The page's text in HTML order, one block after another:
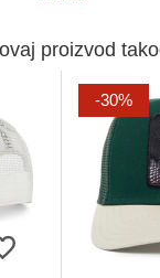
proizvod
-30%